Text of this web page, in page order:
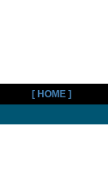
[ HOME ]